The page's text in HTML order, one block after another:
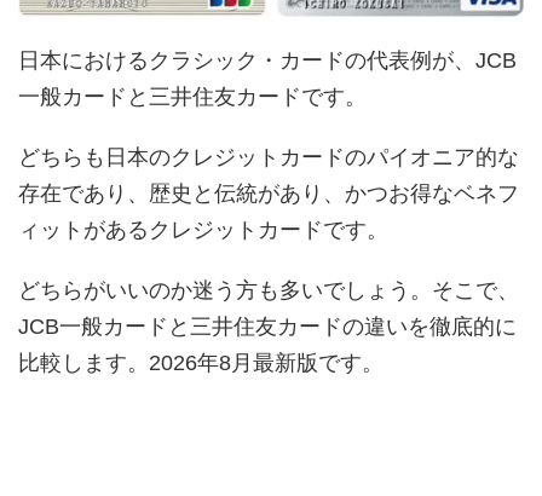
日本におけるクラシック・カードの代表例が、JCB
一般カードと三井住友カードです。
どちらも日本のクレジットカードのパイオニア的な
存在であり、歴史と伝統があり、かつお得なベネフ
ィットがあるクレジットカードです。
どちらがいいのか迷う方も多いでしょう。そこで、
JCB一般カードと三井住友カードの違いを徹底的に
比較します。2026年8月最新版です。